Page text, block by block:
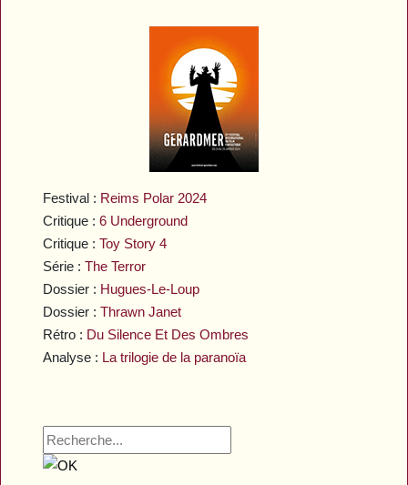
Festival : Reims Polar 2024
Critique :6 Underground
Critique :Toy Story 4
Série :The Terror
Dossier : Hugues-Le-Loup
Dossier :Thrawn Janet
Rétro : Du Silence Et Des Ombres
Analyse : La trilogie de la paranoïa